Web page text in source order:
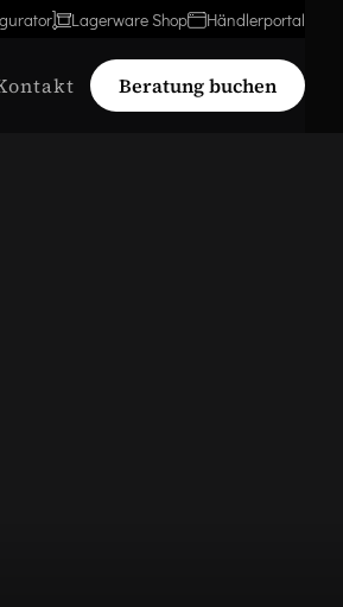
Lagerware Shop Händlerportal
Beratung buchen